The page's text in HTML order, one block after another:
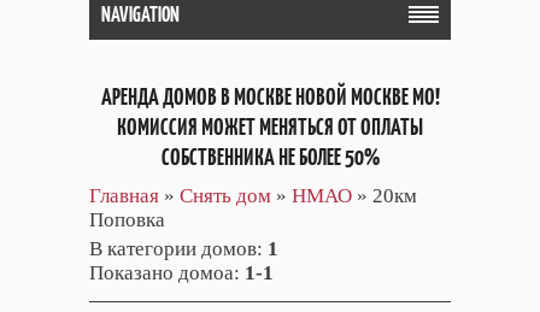
NAVIGATION
АРЕНДА ДОМОВ В МОСКВЕ НОВОЙ МОСКВЕ МО!
КОМИССИЯ МОЖЕТ МЕНЯТЬСЯ ОТ ОПЛАТЫ
СОБСТВЕННИКА НЕ БОЛЕЕ 50%
Главная » Снять дом » НМАО » 20км
Поповка
В категории домов: 1
Показано домоа: 1-1